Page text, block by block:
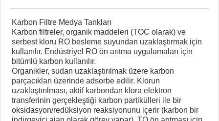
Karbon Filtre Medya Tankları
Karbon filtreler, organik maddeleri (TOC olarak) ve
serbest kloru RO besleme suyundan uzaklaştırmak için
kullanılır. Endüstriyel RO ön arıtma uygulamaları için
bitümlü karbon kullanılır.
Organikler, sudan uzaklaştırılmak üzere karbon
parçacıkları üzerinde adsorbe edilir. Klorun
uzaklaştırılması, aktif karbondan klora elektron
transferinin gerçekleştiği karbon partikülleri ile bir
oksidasyon/redüksiyon reaksiyonunu içerir (karbon bir